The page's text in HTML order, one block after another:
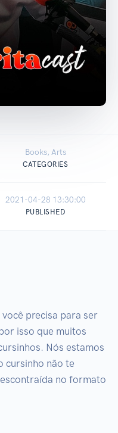
Books, Arts
CATEGORIES
2021-04-28 13:30:00
PUBLISHED
precisa para ser
isso que muitos
Nós estamos
cursinho não te
no formato